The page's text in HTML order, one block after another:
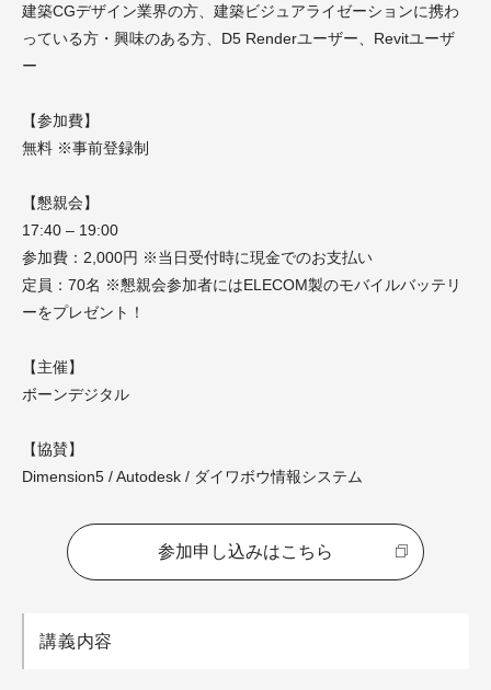
建築CGデザイン業界の方、建築ビジュアライゼーションに携わ
っている方・興味のある方、D5 Renderユーザー、Revitユーザ
ー
【参加費】
無料 ※事前登録制
【懇親会】
17:40 – 19:00
参加費：2,000円 ※当日受付時に現金でのお支払い
定員：70名 ※懇親会参加者にはELECOM製のモバイルバッテリ
ーをプレゼント！
【主催】
ボーンデジタル
【協賛】
Dimension5 / Autodesk / ダイワボウ情報システム
参加申し込みはこちら
講義内容